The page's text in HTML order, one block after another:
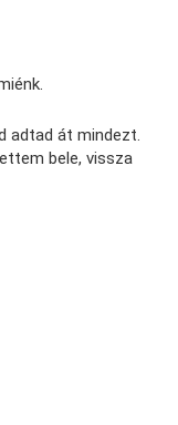
adtad át mindezt.
bele, vissza